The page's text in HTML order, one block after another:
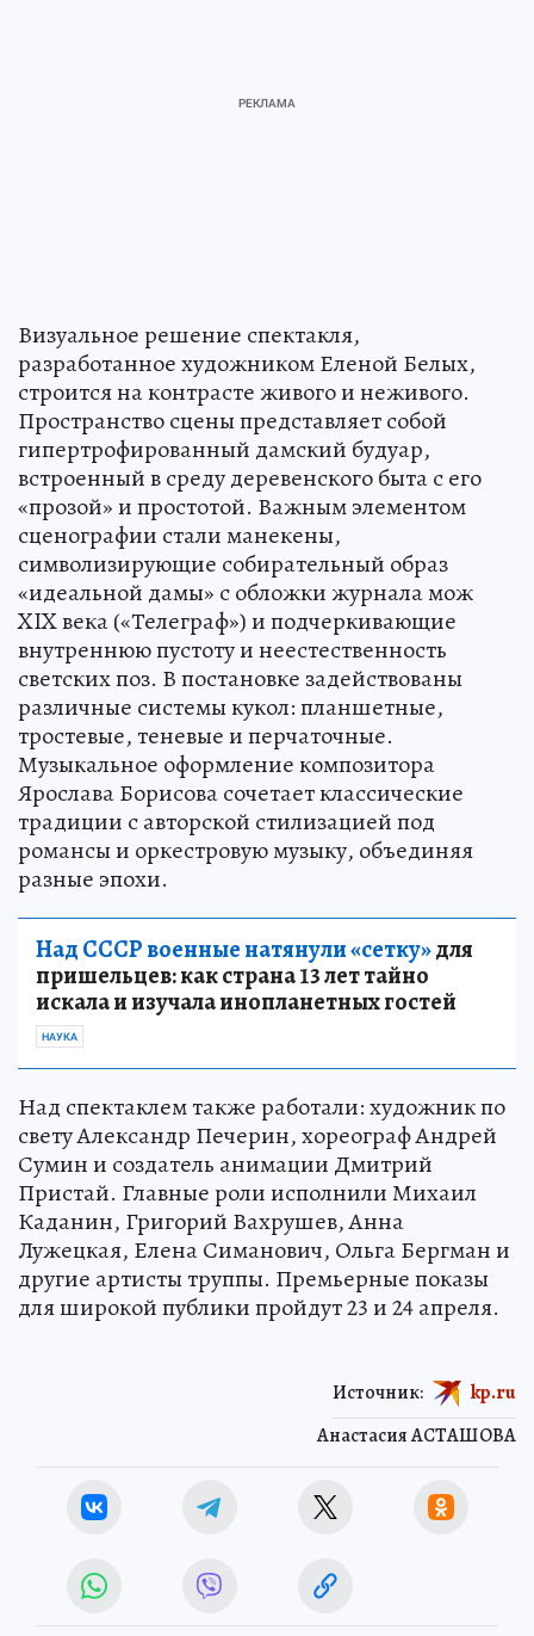
Визуальное решение спектакля,
разработанное художником Еленой Белых,
строится на контрасте живого и неживого.
Пространство сцены представляет собой
гипертрофированный дамский будуар,
встроенный в среду деревенского быта с его
«прозой» и простотой. Важным элементом
сценографии стали манекены,
символизирующие собирательный образ
«идеальной дамы» с обложки журнала мож
XIX века («Телеграф») и подчеркивающие
внутреннюю пустоту и неестественность
светских поз. В постановке задействованы
различные системы кукол: планшетные,
тростевые, теневые и перчаточные.
Музыкальное оформление композитора
Ярослава Борисова сочетает классические
традиции с авторской стилизацией под
романсы и оркестровую музыку, объединяя
разные эпохи.
Над СССР военные натянули «сетку»для
пришельцев: как страна 13 лет тайно
искала и изучала инопланетных гостей
НАУКА
Над спектаклем также работали: художник по
свету Александр Печерин, хореограф Андрей
Сумин и создатель анимации Дмитрий
Пристай. Главные роли исполнили Михаил
Каданин, Григорий Вахрушев, Анна
Лужецкая, Елена Симанович, Ольга Бергман и
другие артисты труппы. Премьерные показы
для широкой публики пройдут 23 и 24 апреля.
Анастасия АСТАШОВА
Источник: kp.ru